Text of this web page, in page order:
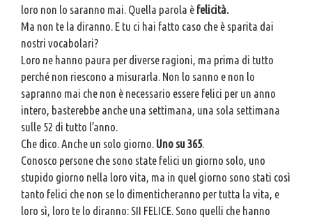
loro non lo saranno mai. Quella parola è felicità.
Ma non te la diranno. E tu ci hai fatto caso che è sparita dai
nostri vocabolari?
Loro ne hanno paura per diverse ragioni, ma prima di tutto
perché non riescono a misurarla. Non lo sanno e non lo
sapranno mai che non è necessario essere felici per un anno
intero, basterebbe anche una settimana, una sola settimana
sulle 52 di tutto l’anno.
Che dico. Anche un solo giorno. Uno su 365.
Conosco persone che sono state felici un giorno solo, uno
stupido giorno nella loro vita, ma in quel giorno sono stati così
tanto felici che non se lo dimenticheranno per tutta la vita, e
loro sì, loro te lo diranno: SII FELICE. Sono quelli che hanno